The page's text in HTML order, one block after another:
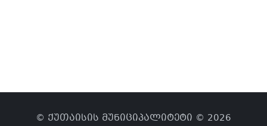
© ქუთაისის მუნიციპალიტეტი © 2026